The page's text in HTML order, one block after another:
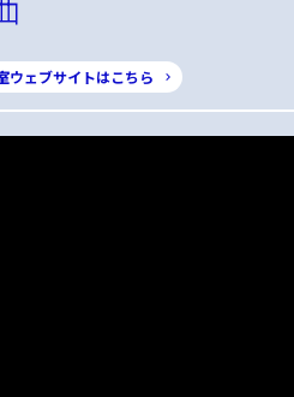
ウェブサイトはこちら